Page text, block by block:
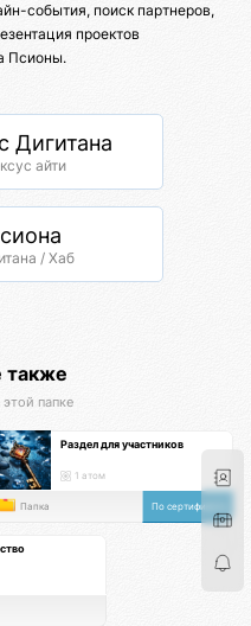
события, поиск партнеров,
проектов
Псионы.
Дигитана
айти
/ Хаб
также
папке
Раздел для участников
1 атом
Папка По сертификату